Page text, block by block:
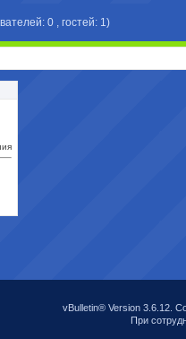
0 , гостей: 1)
vBulletin® Version 3.6.12.
При